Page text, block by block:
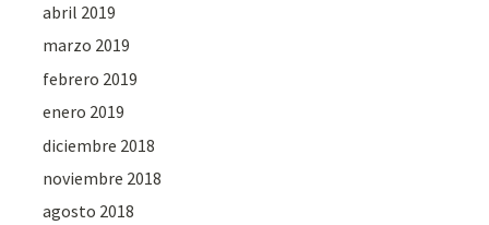
abril 2019
marzo 2019
febrero 2019
enero 2019
diciembre 2018
noviembre 2018
agosto 2018